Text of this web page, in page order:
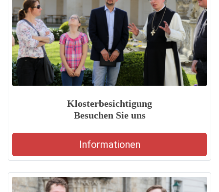
Klosterbesichtigung
Besuchen Sie uns
Informationen